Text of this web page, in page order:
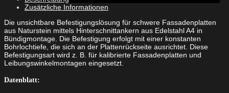
13
x
17
M8/17
A4
Menge
Zusätzliche Informationen
Die unsichtbare Befestigungslösung für schwere Fassadenplatten
aus Naturstein mittels Hinterschnittankern aus Edelstahl A4 in
Bündigmontage. Die Befestigung erfolgt mit einer konstanten
Bohrlochtiefe, die sich an der Plattenrückseite ausrichtet. Diese
Befestigungsart wird z. B. für kalibrierte Fassadenplatten und
Leibungswinkelmontagen eingesetzt.
Datenblatt: